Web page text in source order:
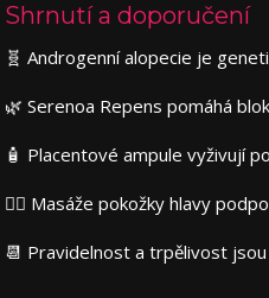
Shrnutí a doporučení
🧬 Androgenní alopecie je
🌿 Serenoa Repens pomáhá
🧴 Placentové ampule vyživují
💆‍♂️ Masáže pokožky hlavy
📆 Pravidelnost a trpělivost